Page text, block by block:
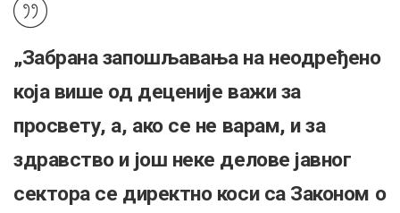
„Забрана запошљавања на неодређено
која више од деценије важи за
просвету, а, ако се не варам, и за
здравство и још неке делове јавног
сектора се директно коси са Законом о